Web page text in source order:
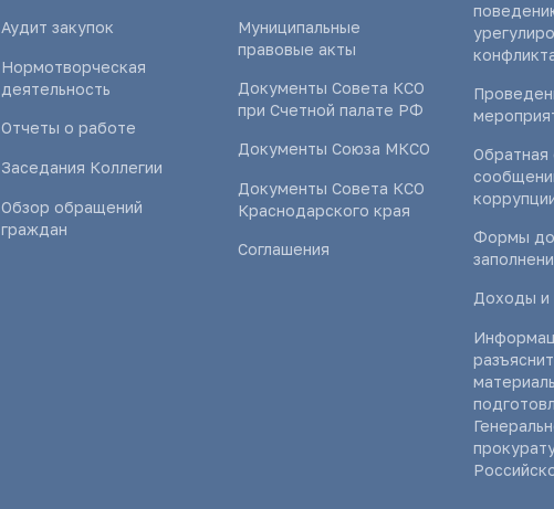
Аудит закупок
Нормотворческая
деятельность
Отчеты о работе
Заседания Коллегии
Обзор обращений
граждан
Муниципальные
правовые акты
Документы Совета КСО
при Счетной палате РФ
Документы Союза МКСО
Документы Совета КСО
Краснодарского края
Соглашения
Обратная
Формы
Доходы и